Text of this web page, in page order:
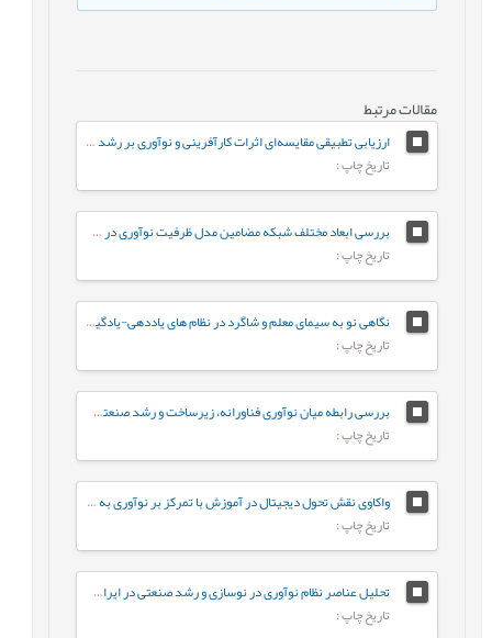
مقالات مرتبط
ارزیابی تطبیقی مقایسه‌ای اثرات کارآفرینی و نوآوری بر رشد اقتصادی کشورهای درحال‌توسعه و توسعه‌یافته
تاریخ چاپ:
بررسی ابعاد مختلف شبکه مضامین مدل ظرفیت نوآوری در صنعت سیمان ایران با مدل سازی معادلات ساختاری
تاریخ چاپ:
نگاهی نو به سیمای معلم و شاگرد در نظام های یاددهی-یادگیری نوآورانه ترکیبی با تاکید بر دوره پساکرونا
تاریخ چاپ:
بررسی رابطه میان نوآوری فناورانه، زیرساخت و رشد صنعتی در ایران
تاریخ چاپ:
واکاوی نقش تحول دیجیتال در آموزش با تمرکز بر نوآوری به روش فراترکیب
تاریخ چاپ:
تحلیل عناصر نظام نوآوری در نوسازی و رشد صنعتی در ایران، انگلستان و دانمارک (نمونه قرن نوزدهم و شانزدهم میلادی)
تاریخ چاپ: